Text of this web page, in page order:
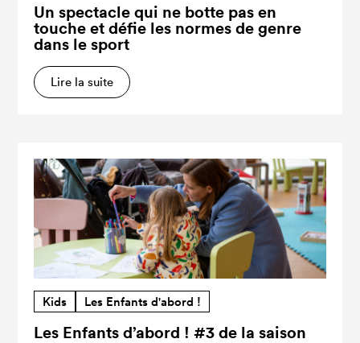
Un spectacle qui ne botte pas en
touche et défie les normes de genre
dans le sport
Lire la suite
Kids Les Enfants d'abord !
Les Enfants d’abord ! #3 de la saison